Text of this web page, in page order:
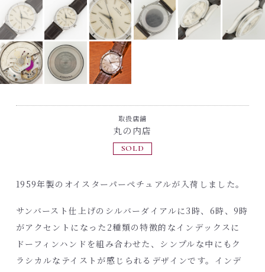
取扱店舗
丸の内店
SOLD
1959年製のオイスターパーペチュアルが入荷しました。
サンバースト仕上げのシルバーダイアルに3 時、 6時、 9時
がアクセントになった 2種類の特徴的なインデックスに
ドーフィンハンドを組み合わせた、シンプルな中にもク
ラシカルなテイストが感じられるデザインです。インデ